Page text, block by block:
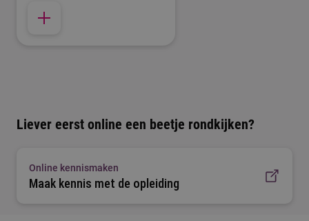
Liever eerst online een beetje rondkijken?
Online kennismaken
Maak kennis met de opleiding